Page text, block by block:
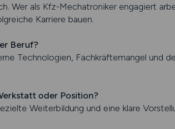
Wer als Kfz-Mechatroniker engagiert
Karriere bauen.
Beruf?
Technologien, Fachkräftemangel und
oder Position?
Weiterbildung und eine klare